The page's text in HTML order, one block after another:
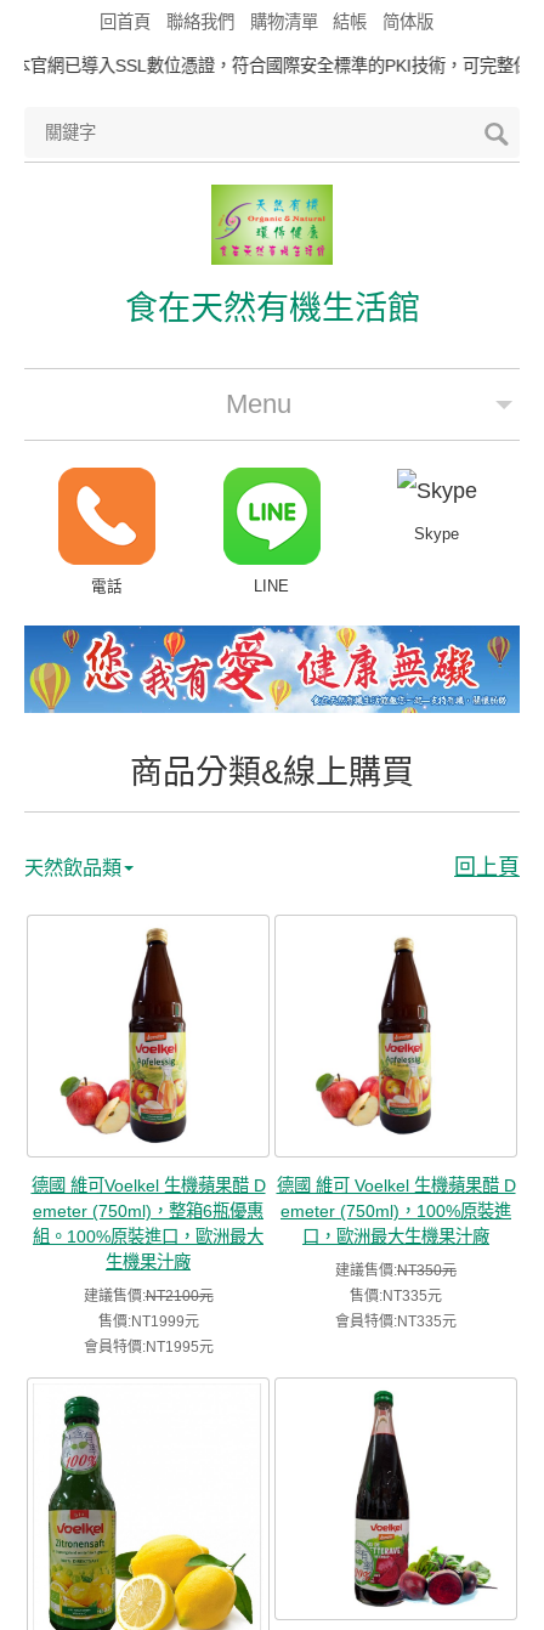
回首頁 聯絡我們 購物清單 結帳 简体版
官網已導入SSL數位憑證，符合國際安全標準的PKI技術，可完整保護
食在天然有機生活館
Menu
公司簡介
最新優惠
商品分類&線上購買
常見問題
客戶付費回傳
電話 LINE
Skype
商品分類&線上購買
天然飲品類 回上頁
德國 維可Voelkel 生機蘋果醋 D
emeter (750ml)，整箱6瓶優惠
組。100%原裝進口，歐洲最大
生機果汁廠
建議售價:NT2100元
售價:NT1999元
會員特價:NT1995元
德國 維可 Voelkel 生機蘋果醋 D
emeter (750ml)，100%原裝進
口，歐洲最大生機果汁廠
建議售價:NT350元
售價:NT335元
會員特價:NT335元